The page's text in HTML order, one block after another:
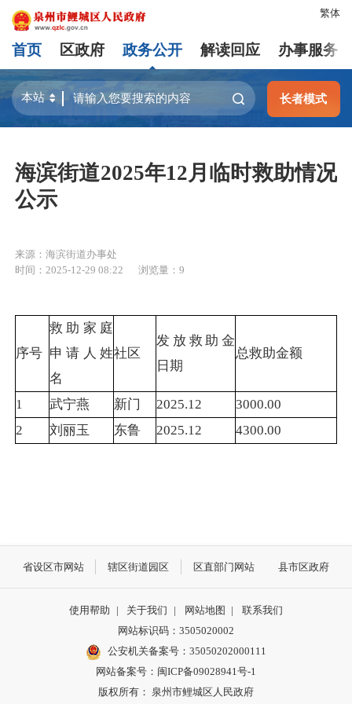
繁体
首页 区政府 政务公开 解读回应 办事服务
长者模式
海滨街道2025年12月临时救助情况
公示
来源：海滨街道办事处
时间：2025-12-29 08:22
浏览量： 9
序号
救助家庭
申请人姓
名
社区
发放救助金
日期
总救助金额
1 武宁燕 新门 2025.12
3000.00
2
刘丽玉 东鲁 2025.12 4300.00
省设区市网站 辖区街道园区 区直部门网站 县市区政府
使用帮助 | 关于我们 | 网站地图 |
联系我们
网站标识码：3505020002
公安机关备案号：35050202000111
网站备案号：闽ICP备09028941号-1
版权所有： 泉州市鲤城区人民政府